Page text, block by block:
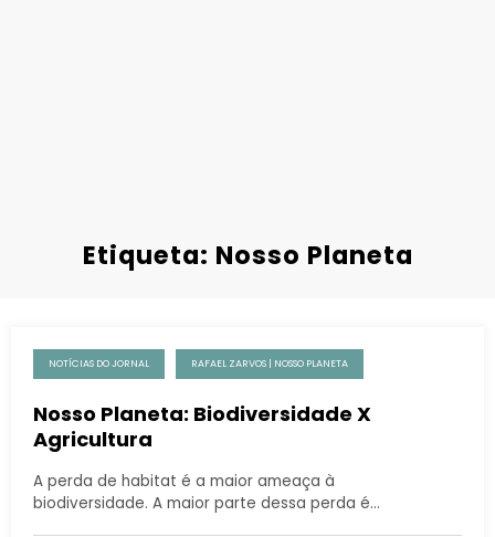
Etiqueta: Nosso Planeta
NOTÍCIAS DO JORNAL RAFAEL ZARVOS | NOSSO PLANETA
Nosso Planeta: Biodiversidade X
Agricultura
A perda de habitat é a maior ameaça à
biodiversidade. A maior parte dessa perda é…